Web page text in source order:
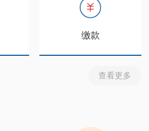
缴款
查看更多